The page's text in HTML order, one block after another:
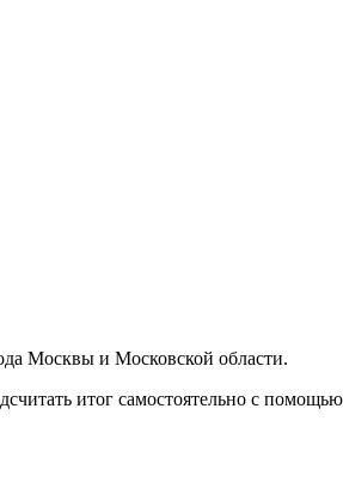
Москвы и Московской области.
итог самостоятельно с